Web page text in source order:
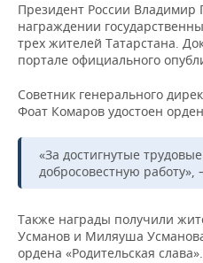
ОТКРЫТАЯ ЛЕКЦИЯ
БАСКЕТБОЛ
ВОЛЕЙБОЛ
КИБЕРСПОРТ
ФИГУРНОЕ КАТАНИЕ
ХОККЕЙ С МЯЧОМ
ИНФРАСТРУКТУРА
ИСТОРИЯ
КУЛЬТУРА
МЕДИЦИНА
ПРОИСШЕСТВИЯ
СПРАВОЧНИК
СПИСОК ПЕРСОН
СПИСОК КОМПАНИЙ
Президент России Владимир
награждении
трех жителей Татарстана.
портале официального
Советник генерального
Фоат Комаров удостоен
«За достигнутые
добросовестную работу»,
Также награды получили
Усманов и Миляуша
ордена «Родительская слава».